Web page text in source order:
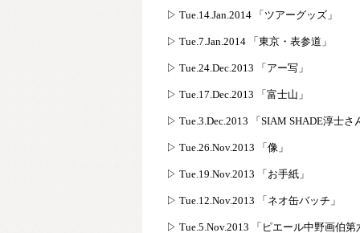
▷ Tue.14.Jan.2014 「ツアーグッズ」
▷ Tue.7.Jan.2014 「東京・表参道」
▷ Tue.24.Dec.2013 「アー写」
▷ Tue.17.Dec.2013 「富士山」
▷ Tue.3.Dec.2013 「SIAM SHADE淳士さ
▷ Tue.26.Nov.2013 「像」
▷ Tue.19.Nov.2013 「お手紙」
▷ Tue.12.Nov.2013 「ネオ缶バッチ」
▷ Tue.5.Nov.2013 「ピエール中野画伯第